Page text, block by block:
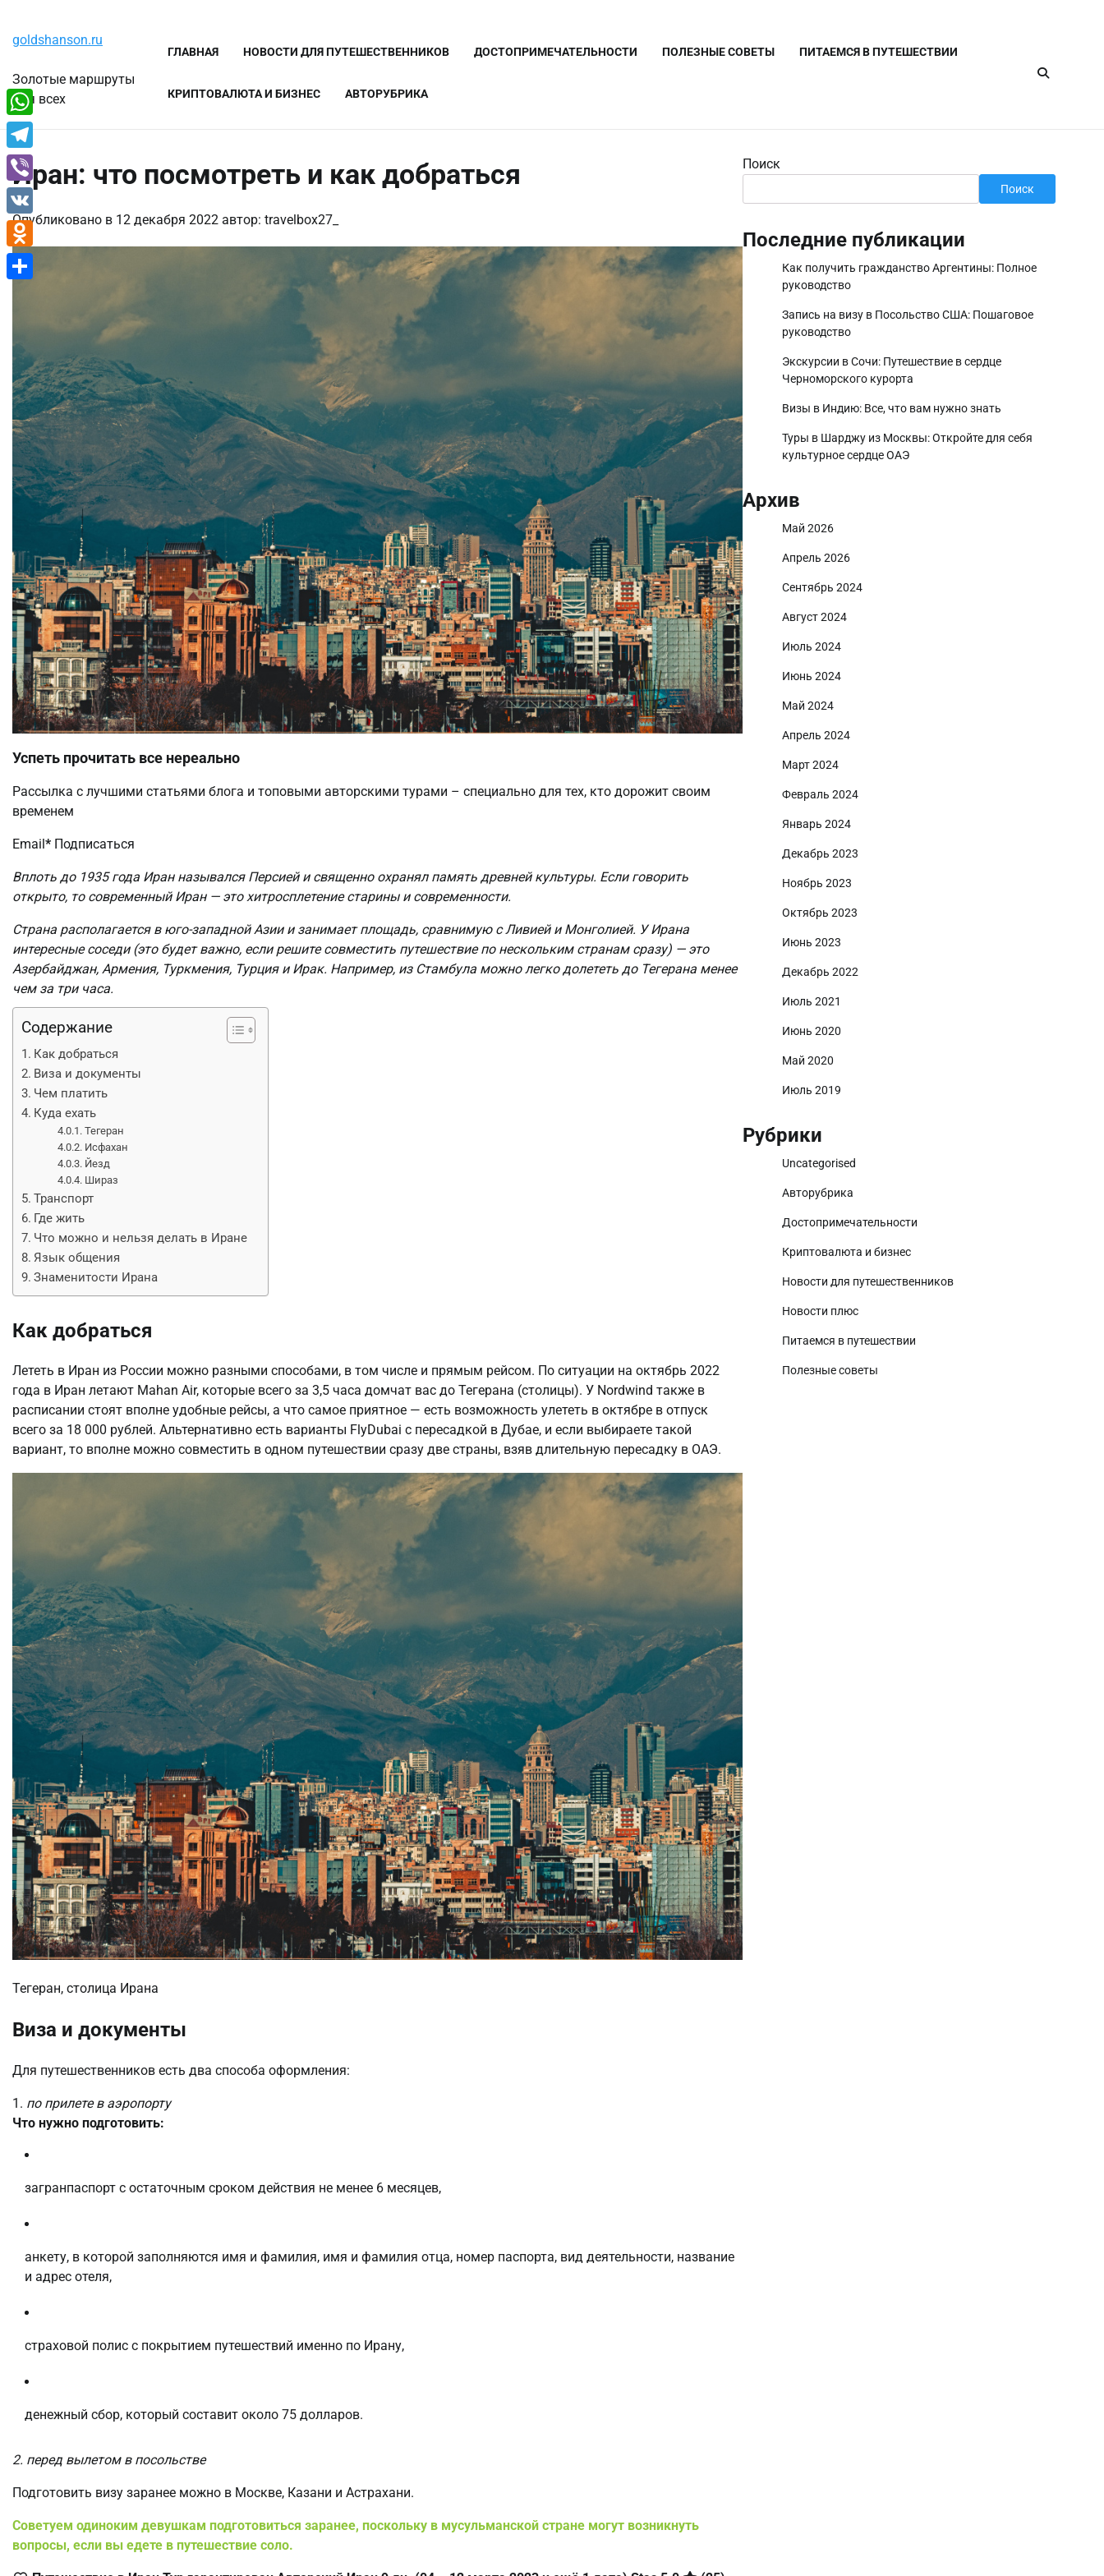
содержимому
goldshanson.ru
Золотые маршруты
для всех
ГЛАВНАЯ НОВОСТИ ДЛЯ ПУТЕШЕСТВЕННИКОВ ДОСТОПРИМЕЧАТЕЛЬНОСТИ ПОЛЕЗНЫЕ СОВЕТЫ ПИТАЕМСЯ В ПУТЕШЕСТВИИ
КРИПТОВАЛЮТА И БИЗНЕС АВТОРУБРИКА
Иран: что посмотреть и как добраться
Опубликовано в 12 декабря 2022 автор: travelbox27_
Успеть прочитать все нереально
Рассылка с лучшими статьями блога и топовыми авторскими турами – специально для тех, кто дорожит своим
временем
Email* Подписаться
Вплоть до 1935 года Иран назывался Персией и священно охранял память древней культуры. Если говорить
открыто, то современный Иран — это хитросплетение старины и современности.
Страна располагается в юго-западной Азии и занимает площадь, сравнимую с Ливией и Монголией. У Ирана
интересные соседи (это будет важно, если решите совместить путешествие по нескольким странам сразу) — это
Азербайджан, Армения, Туркмения, Турция и Ирак. Например, из Стамбула можно легко долететь до Тегерана менее
чем за три часа.
Содержание
Как добраться
Виза и документы
Чем платить
Куда ехать
Тегеран
Исфахан
Йезд
Шираз
Транспорт
Где жить
Что можно и нельзя делать в Иране
Язык общения
Знаменитости Ирана
Как добраться
Лететь в Иран из России можно разными способами, в том числе и прямым рейсом. По ситуации на октябрь 2022
года в Иран летают Mahan Air, которые всего за 3,5 часа домчат вас до Тегерана (столицы). У Nordwind также в
расписании стоят вполне удобные рейсы, а что самое приятное — есть возможность улететь в октябре в отпуск
всего за 18 000 рублей. Альтернативно есть варианты FlyDubai с пересадкой в Дубае, и если выбираете такой
вариант, то вполне можно совместить в одном путешествии сразу две страны, взяв длительную пересадку в ОАЭ.
Тегеран, столица Ирана
Виза и документы
Для путешественников есть два способа оформления:
1. по прилете в аэропорту
Что нужно подготовить:
загранпаспорт с остаточным сроком действия не менее 6 месяцев,
анкету, в которой заполняются имя и фамилия, имя и фамилия отца, номер паспорта, вид деятельности, название
и адрес отеля,
страховой полис с покрытием путешествий именно по Ирану,
денежный сбор, который составит около 75 долларов.
2. перед вылетом в посольстве
Подготовить визу заранее можно в Москве, Казани и Астрахани.
Советуем одиноким девушкам подготовиться заранее, поскольку в мусульманской стране могут возникнуть
вопросы, если вы едете в путешествие соло.
Поиск
Поиск
Последние публикации
Как получить гражданство Аргентины: Полное
руководство
Запись на визу в Посольство США: Пошаговое
руководство
Экскурсии в Сочи: Путешествие в сердце
Черноморского курорта
Визы в Индию: Все, что вам нужно знать
Туры в Шарджу из Москвы: Откройте для себя
культурное сердце ОАЭ
Архив
Май 2026
Апрель 2026
Сентябрь 2024
Август 2024
Июль 2024
Июнь 2024
Май 2024
Апрель 2024
Март 2024
Февраль 2024
Январь 2024
Декабрь 2023
Ноябрь 2023
Октябрь 2023
Июнь 2023
Декабрь 2022
Июль 2021
Июнь 2020
Май 2020
Июль 2019
Рубрики
Uncategorised
Авторубрика
Достопримечательности
Криптовалюта и бизнес
Новости для путешественников
Новости плюс
Питаемся в путешествии
Полезные советы
WhatsApp
Telegram
Viber
VK
Odnoklassniki